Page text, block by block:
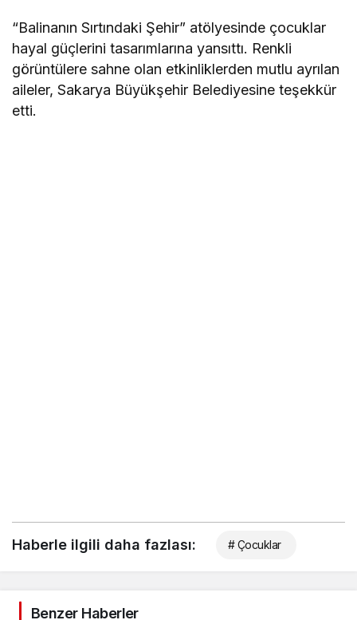
“Balinanın Sırtındaki Şehir” atölyesinde çocuklar
hayal güçlerini tasarımlarına yansıttı. Renkli
görüntülere sahne olan etkinliklerden mutlu ayrılan
aileler, Sakarya Büyükşehir Belediyesine teşekkür
etti.
Haberle ilgili daha fazlası: # Çocuklar
Benzer Haberler